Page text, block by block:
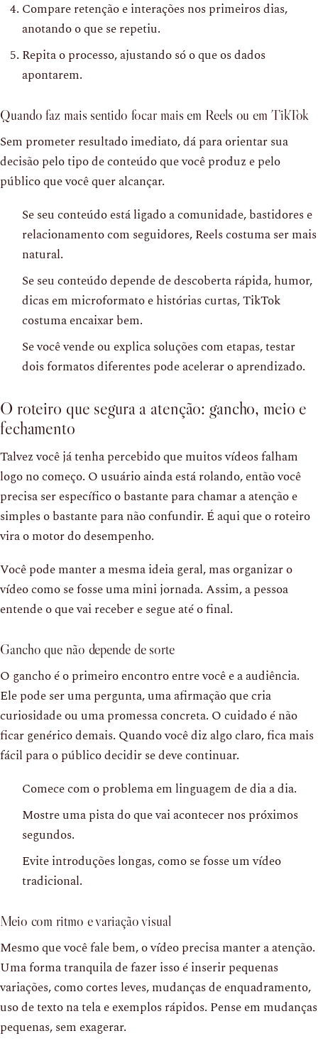
Compare retenção e interações nos primeiros dias,
anotando o que se repetiu.
Repita o processo, ajustando só o que os dados
apontarem.
Quando faz mais sentido focar mais em Reels ou em TikTok
Sem prometer resultado imediato, dá para orientar sua
decisão pelo tipo de conteúdo que você produz e pelo
público que você quer alcançar.
Se seu conteúdo está ligado a comunidade, bastidores e
relacionamento com seguidores, Reels costuma ser mais
natural.
Se seu conteúdo depende de descoberta rápida, humor,
dicas em microformato e histórias curtas, TikTok
costuma encaixar bem.
Se você vende ou explica soluções com etapas, testar
dois formatos diferentes pode acelerar o aprendizado.
O roteiro que segura a atenção: gancho, meio e
fechamento
Talvez você já tenha percebido que muitos vídeos falham
logo no começo. O usuário ainda está rolando, então você
precisa ser específico o bastante para chamar a atenção e
simples o bastante para não confundir. É aqui que o roteiro
vira o motor do desempenho.
Você pode manter a mesma ideia geral, mas organizar o
vídeo como se fosse uma mini jornada. Assim, a pessoa
entende o que vai receber e segue até o final.
Gancho que não depende de sorte
O gancho é o primeiro encontro entre você e a audiência.
Ele pode ser uma pergunta, uma afirmação que cria
curiosidade ou uma promessa concreta. O cuidado é não
ficar genérico demais. Quando você diz algo claro, fica mais
fácil para o público decidir se deve continuar.
Comece com o problema em linguagem de dia a dia.
Mostre uma pista do que vai acontecer nos próximos
segundos.
Evite introduções longas, como se fosse um vídeo
tradicional.
Meio com ritmo e variação visual
Mesmo que você fale bem, o vídeo precisa manter a atenção.
Uma forma tranquila de fazer isso é inserir pequenas
variações, como cortes leves, mudanças de enquadramento,
uso de texto na tela e exemplos rápidos. Pense em mudanças
pequenas, sem exagerar.